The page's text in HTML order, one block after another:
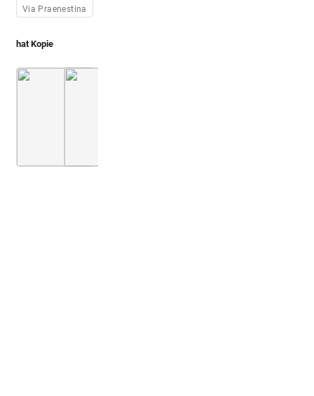
Via Praenestina
hat Kopie